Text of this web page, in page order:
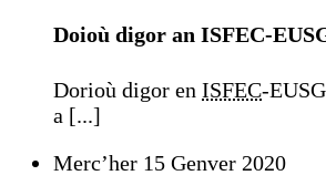
Doioù digor an ISFEC-
Dorioù digor en ISFEC-
a [...]
Mercʼher 15 Genver 2020